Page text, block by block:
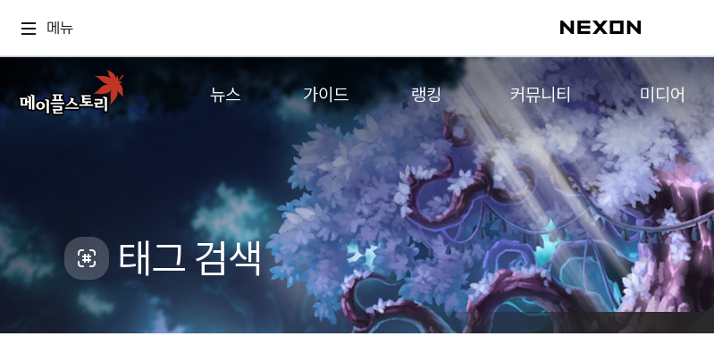
메뉴
뉴스
업데이트
이벤트
캐시샵 공지
메이플 알림판
with maple
가이드
게임정보
직업소개
확률형 아이템
NEXON NOW
추가정보
랭킹
월드 랭킹
컨텐츠 랭킹
커뮤니티
자유게시판
메이플 아트
메이플 코디
메이플스토리 파트너스
AI Style Finder
미니게임
커뮤니티 아카이브
미디어
영상
음악
아트웍
웹툰
태그 검색